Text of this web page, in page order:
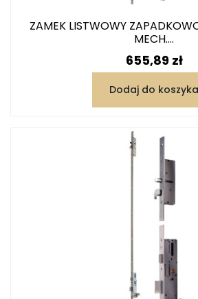
ZAMEK LISTWOWY
MECH....
Cena
655,89 zł
Dodaj do koszyka